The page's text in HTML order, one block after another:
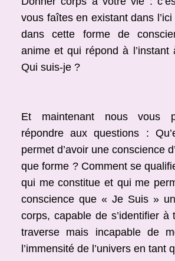
vous faîtes en existant dans
dans cette forme de
anime et qui répond à l’instant
Qui suis-je ?
Et maintenant nous vous
répondre aux questions :
permet d’avoir une conscience
que forme ? Comment se
qui me constitue et qui me
conscience que « Je Suis »
corps, capable de s’identifier
traverse mais incapable de
l’immensité de l’univers en tant